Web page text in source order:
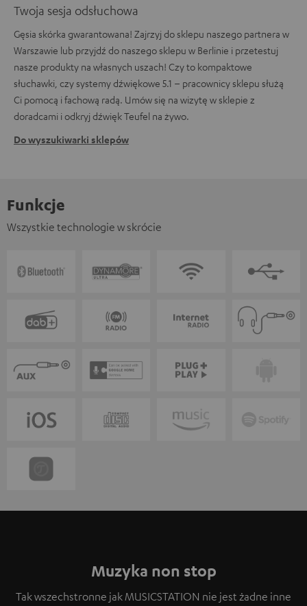
Twoja sesja odsłuchowa
Gęsia skórka gwarantowana! Zajrzyj do sklepu naszego partnera w
Warszawie lub przyjdź do naszego sklepu w Berlinie i przetestuj
nasze produkty na własnych uszach! Czy to kompaktowe
słuchawki, czy systemy dźwiękowe 5.1 – pracownicy sklepu służą
Ci pomocą i fachową radą. Umów się na wizytę w sklepie z
doradcami i odkryj dźwięk Teufel na żywo.
Do wyszukiwarki sklepów
Funkcje
Wszystkie technologie w skrócie
Muzyka non stop
Tak wszechstronne jak MUSICSTATION nie jest żadne inne